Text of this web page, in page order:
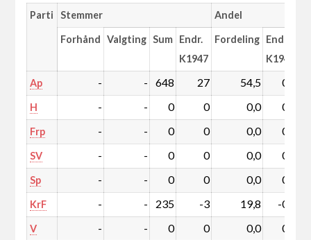
Parti Stemmer Andel
Forhånd Valgting Sum Endr.
K1947
Fordeling Endr.
K1947
Ap - - 648 27 54,5 0,5
H - - 0 0 0,0 0,0
Frp - - 0 0 0,0 0,0
SV - - 0 0 0,0 0,0
Sp - - 0 0 0,0 0,0
KrF - - 235 -3 19,8 -0,9
V - - 0 0 0,0 0,0